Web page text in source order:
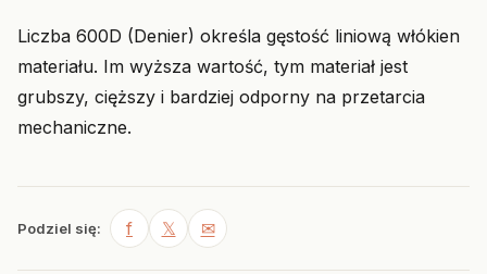
Liczba 600D (Denier) określa gęstość liniową włókien
materiału. Im wyższa wartość, tym materiał jest
grubszy, cięższy i bardziej odporny na przetarcia
mechaniczne.
Podziel się: f 𝕏 ✉